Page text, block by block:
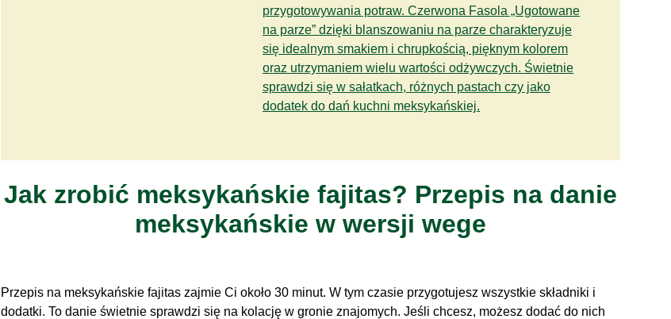
przygotowywania potraw. Czerwona Fasola „Ugotowane
na parze” dzięki blanszowaniu na parze charakteryzuje
się idealnym smakiem i chrupkością, pięknym kolorem
oraz utrzymaniem wielu wartości odżywczych. Świetnie
sprawdzi się w sałatkach, różnych pastach czy jako
dodatek do dań kuchni meksykańskiej.
Jak zrobić meksykańskie fajitas? Przepis na danie
meksykańskie w wersji wege
Przepis na meksykańskie fajitas zajmie Ci około 30 minut. W tym czasie przygotujesz wszystkie składniki i
dodatki. To danie świetnie sprawdzi się na kolację w gronie znajomych. Jeśli chcesz, możesz dodać do nich